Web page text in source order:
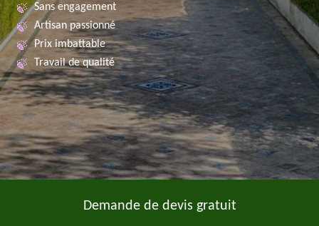
Sans engagement
Artisan passionné
Prix imbattable
Travail de qualité
Demande de devis gratuit